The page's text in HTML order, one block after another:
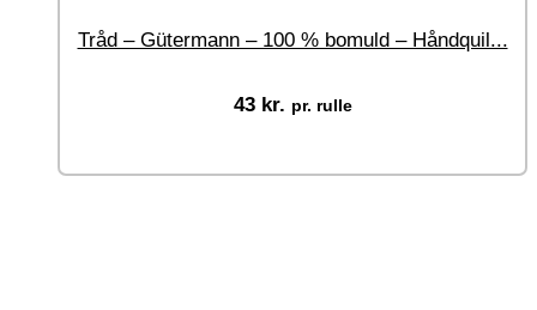
Tråd – Gütermann – 100 % bomuld – Håndquil...
43 kr. pr. rulle